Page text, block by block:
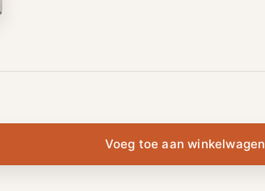
Voeg toe aan winkelwagen